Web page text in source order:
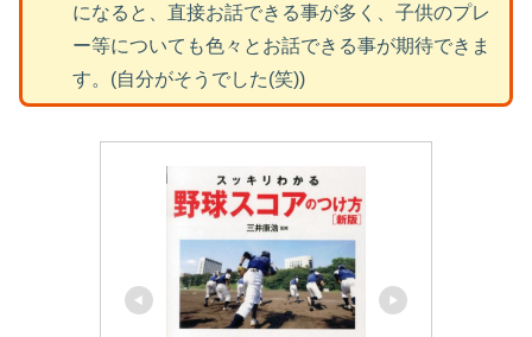
になると、直接お話できる事が多く、子供のプレ
ー等についても色々とお話できる事が期待できま
す。(自分がそうでした(笑))